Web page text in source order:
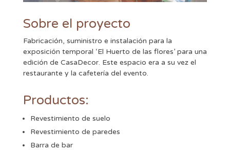
Sobre el proyecto
Fabricación, suministro e instalación para la
exposición temporal ‘El Huerto de las flores’ para una
edición de CasaDecor. Este espacio era a su vez el
restaurante y la cafetería del evento.
Productos:
Revestimiento de suelo
Revestimiento de paredes
Barra de bar